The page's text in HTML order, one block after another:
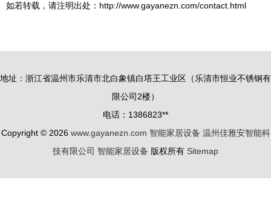
如若转载，请注明出处：http://www.gayanezn.com/contact.html
地址：浙江省温州市乐清市北白象镇白塔王工业区（乐清市恒业不锈钢有
限公司2楼）
电话：1386823**
Copyright © 2026 www.gayanezn.com 智能家居设备 温州佳雅安智能科
技有限公司 智能家居设备 版权所有 Sitemap